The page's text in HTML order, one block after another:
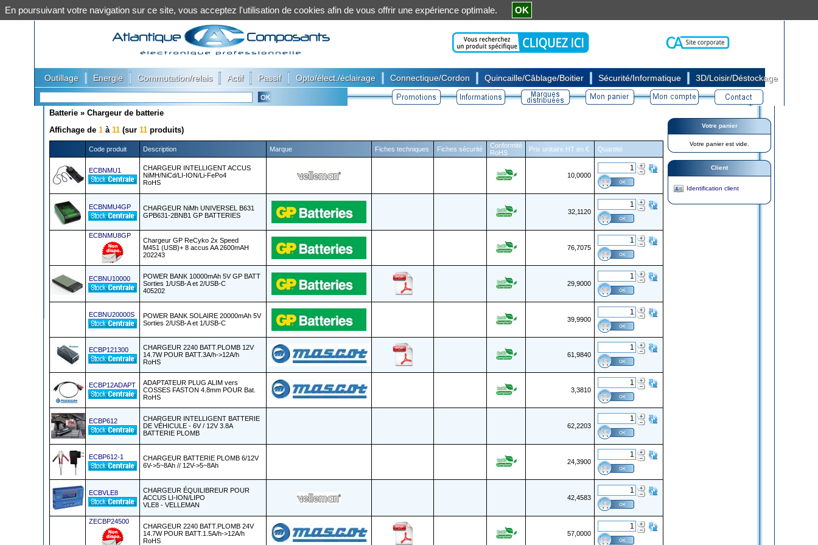
Outillage Energie Commutation/relais Actif Passif Opto/élect./éclairage Connectique/Cordon Quincaille/Câblage/Boitier Sécurité/Informatique 3D/Loisir/Déstockage
Batterie » Chargeur de batterie
Affichage de 1 à 11 (sur 11 produits)
Code produit Description Marque Fiches techniques Fiches sécurité
Conformité
RoHS
Prix unitaire HT en € Quantité
ECBNMU1
CHARGEUR INTELLIGENT ACCUS
NiMH/NiCd/LI-ION/Li-FePo4
RoHS
10,0000
ECBNMU4GP
CHARGEUR NiMh UNIVERSEL B631
GPB631-2BNB1 GP BATTERIES
32,1120
ECBNMU8GP
Chargeur GP ReCyko 2x Speed
M451 (USB)+ 8 accus AA 2600mAH
202243
76,7075
ECBNU10000
POWER BANK 10000mAh 5V GP BATT
Sorties 1/USB-A et 2/USB-C
405202
29,9000
ECBNU20000S
POWER BANK SOLAIRE 20000mAh 5V
Sorties 2/USB-A et 1/USB-C
39,9900
ECBP121300
CHARGEUR 2240 BATT.PLOMB 12V
14.7W POUR BATT.3A/h->12A/h
RoHS
61,9840
ECBP12ADAPT
ADAPTATEUR PLUG ALIM vers
COSSES FASTON 4.8mm POUR Bat.
RoHS
3,3810
ECBP612
CHARGEUR INTELLIGENT BATTERIE
DE VÉHICULE - 6V / 12V 3.8A
BATTERIE PLOMB
62,2203
ECBP612-1
CHARGEUR BATTERIE PLOMB 6/12V
6V->5~8Ah // 12V->5~8Ah
24,3900
ECBVLE8
CHARGEUR ÉQUILIBREUR POUR
ACCUS LI-ION/LIPO
VLE8 - VELLEMAN
42,4583
ZECBP24500
CHARGEUR 2240 BATT.PLOMB 24V
14.7W POUR BATT.1.5A/h->12A/h
RoHS
57,0000
Votre panier
Votre panier est vide.
Client
Identification client
En poursuivant votre navigation sur ce site, vous acceptez l'utilisation de cookies afin de vous offrir une expérience optimale. OK